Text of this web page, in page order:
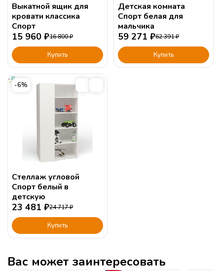
Выкатной ящик для
кровати классика
Спорт
15 960 ₽16 800₽
Купить
Детская комната
Спорт белая для
мальчика
59 271 ₽62 391₽
Купить
-6%
Стеллаж угловой
Спорт белый в
детскую
23 481 ₽24 717₽
Купить
Вас может заинтересовать